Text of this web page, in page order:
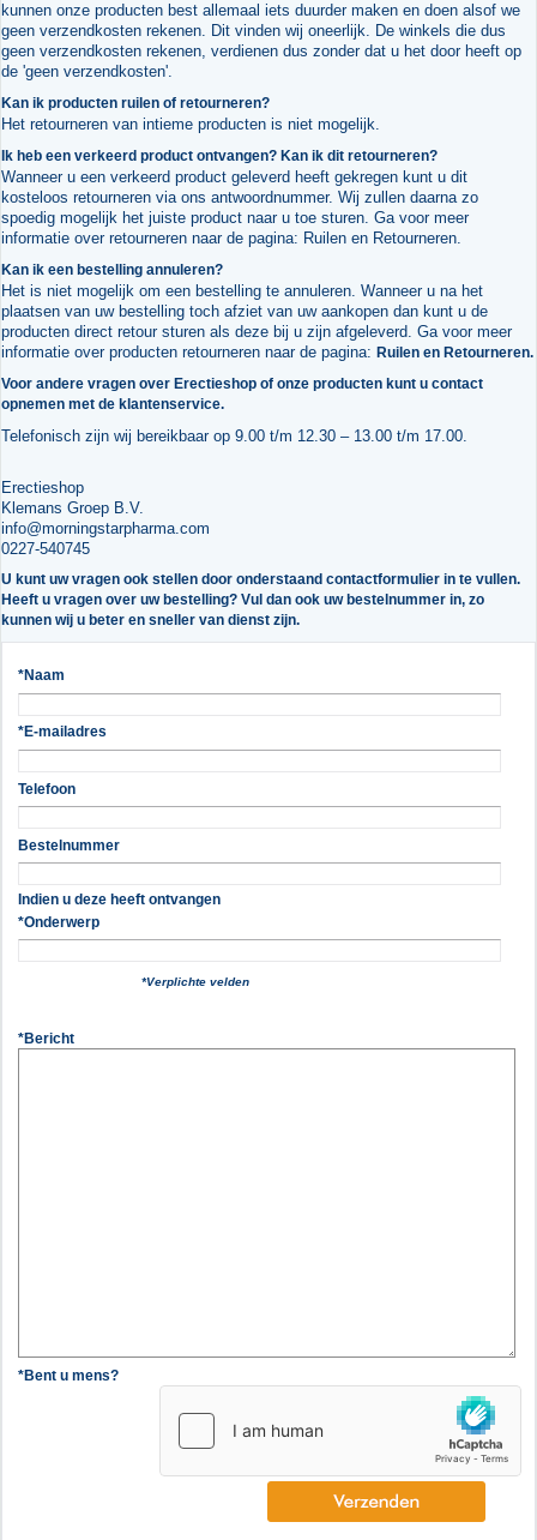
kunnen onze producten best allemaal iets duurder maken en doen alsof we
geen verzendkosten rekenen. Dit vinden wij oneerlijk. De winkels die dus
geen verzendkosten rekenen, verdienen dus zonder dat u het door heeft op
de 'geen verzendkosten'.
Kan ik producten ruilen of retourneren?
Het retourneren van intieme producten is niet mogelijk.
Ik heb een verkeerd product ontvangen? Kan ik dit retourneren?
Wanneer u een verkeerd product geleverd heeft gekregen kunt u dit
kosteloos retourneren via ons antwoordnummer. Wij zullen daarna zo
spoedig mogelijk het juiste product naar u toe sturen. Ga voor meer
informatie over retourneren naar de pagina: Ruilen en Retourneren.
Kan ik een bestelling annuleren?
Het is niet mogelijk om een bestelling te annuleren. Wanneer u na het
plaatsen van uw bestelling toch afziet van uw aankopen dan kunt u de
producten direct retour sturen als deze bij u zijn afgeleverd. Ga voor meer
informatie over producten retourneren naar de pagina: Ruilen en Retourneren.
Voor andere vragen over Erectieshop of onze producten kunt u contact
opnemen met de klantenservice.
Telefonisch zijn wij bereikbaar op 9.00 t/m 12.30 – 13.00 t/m 17.00.
Erectieshop
Klemans Groep B.V.
info@morningstarpharma.com
0227-540745
U kunt uw vragen ook stellen door onderstaand contactformulier in te vullen.
Heeft u vragen over uw bestelling? Vul dan ook uw bestelnummer in, zo
kunnen wij u beter en sneller van dienst zijn.
*Naam
*E-mailadres
Telefoon
Bestelnummer
Indien u deze heeft ontvangen
*Onderwerp
*Verplichte velden
*Bericht
*Bent u mens?